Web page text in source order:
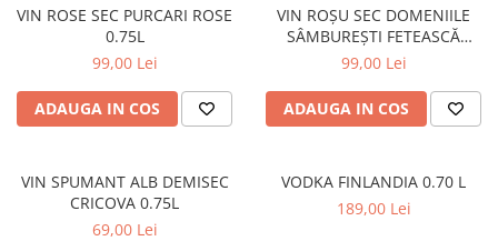
DE TRANDAFIRI ROZ
DE TRANDAFIRI ROȘII
VIN ROSE SEC PURCARI ROSE
0.75L
99,00 Lei
ADAUGA IN COS
VIN ROȘU SEC DOMENIILE
SÂMBUREȘTI FETEASCĂ
NEAGRĂ 0.75L
99,00 Lei
ADAUGA IN COS
VIN SPUMANT ALB DEMISEC
CRICOVA 0.75L
69,00 Lei
VODKA FINLANDIA 0.70 L
189,00 Lei